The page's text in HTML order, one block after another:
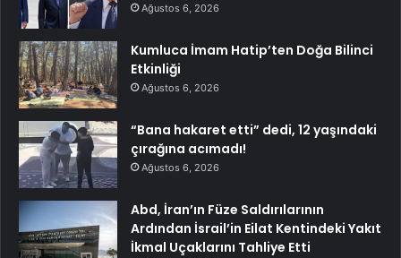
Ağustos 6, 2026
Kumluca İmam Hatip’ten Doğa Bilinci
Etkinliği
Ağustos 6, 2026
“Bana hakaret etti” dedi, 12 yaşındaki
çırağına acımadı!
Ağustos 6, 2026
Abd, İran’ın Füze Saldırılarının
Ardından İsrail’in Eilat Kentindeki Yakıt
İkmal Uçaklarını Tahliye Etti